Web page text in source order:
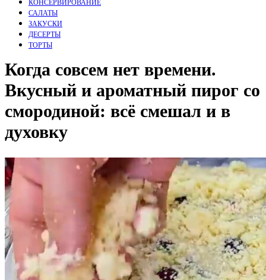
КОНСЕРВИРОВАНИЕ
САЛАТЫ
ЗАКУСКИ
ДЕСЕРТЫ
ТОРТЫ
Когда совсем нет времени.
Вкусный и ароматный пирог со
смородиной: всё смешал и в
духовку